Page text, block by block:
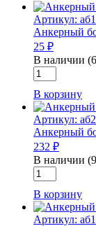
товара
Анкерный
болт
12х180
с
шест.
головкой
Артикул:
Анкерный
25 ₽
В наличии
Количество
товара
Анкерный
болт
12х70
с
шест.
головкой
В корзину
Артикул:
Анкерный
232 ₽
В наличии
Количество
товара
Анкерный
болт
20х160
В корзину
Артикул: